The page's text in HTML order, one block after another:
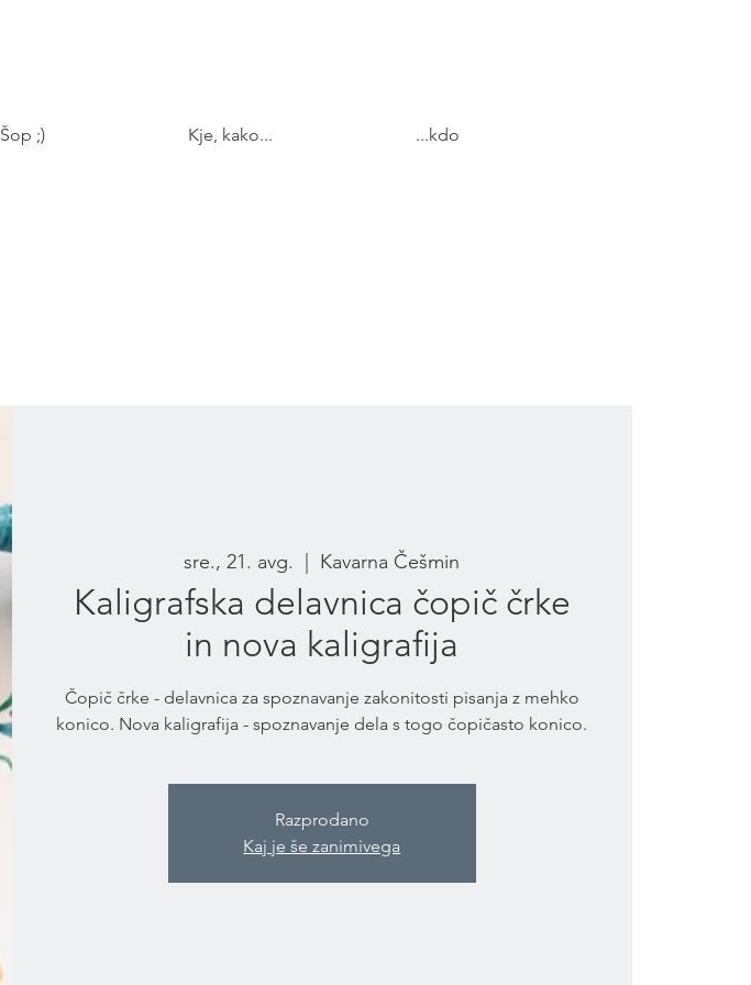
Šop ;) Kje, kako... ...kdo
sre., 21. avg. Kavarna Češmin
Kaligrafska delavnica čopič črke
in nova kaligrafija
Čopič črke - delavnica za spoznavanje zakonitosti pisanja z mehko
konico. Nova kaligrafija - spoznavanje dela s togo čopičasto konico.
Razprodano
Kaj je še zanimivega